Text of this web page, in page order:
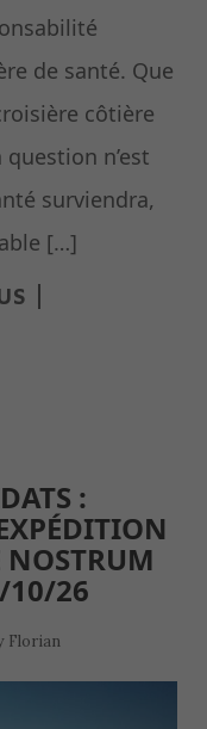
de santé. Que
côtière
n’est
surviendra,
[…]
:
NOSTRUM
10/26
Florian